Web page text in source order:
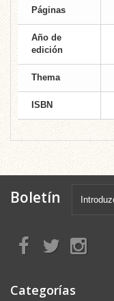
Páginas
Año de
edición
Thema
ISBN
Boletín
Categorías